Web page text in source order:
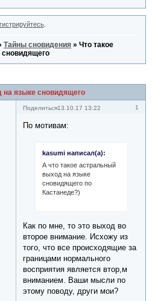
.
Тайны сновидения »Что такое
на языке сновидящего
Поделиться 1
13.10.17 13:22
По мотивам:
kasumi написал(а):
А что такое астральный
выход на языке
сновидящего по
Кастанеде?)
Как по мне, то это выход во
второе внимание. Исхожу из
того, что все происходящие за
границами нормального
восприятия является втор,м
вниманием. Ваши мысли по
этому поводу, други мои?